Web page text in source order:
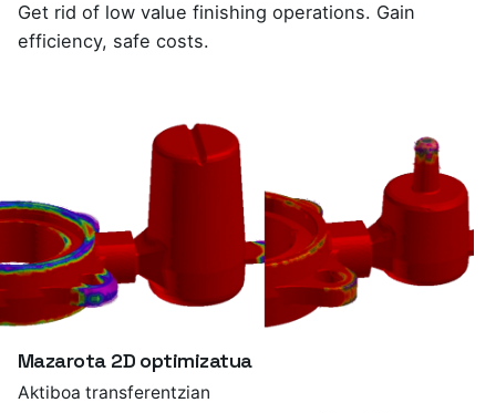
Get rid of low value finishing operations. Gain
efficiency, safe costs.
Mazarota 2D optimizatua
Aktiboa transferentzian